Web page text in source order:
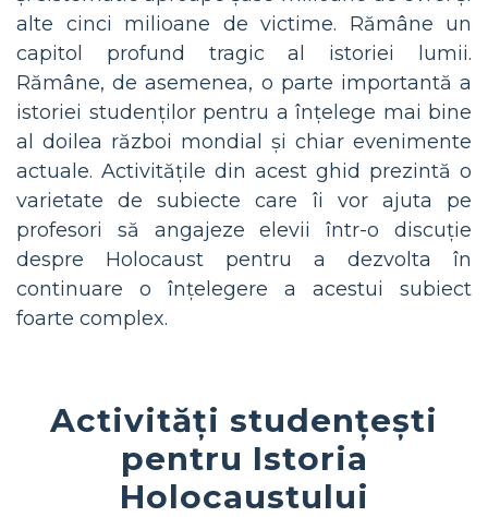
alte cinci milioane de victime. Rămâne un
capitol profund tragic al istoriei lumii.
Rămâne, de asemenea, o parte importantă a
istoriei studenților pentru a înțelege mai bine
al doilea război mondial și chiar evenimente
actuale. Activitățile din acest ghid prezintă o
varietate de subiecte care îi vor ajuta pe
profesori să angajeze elevii într-o discuție
despre Holocaust pentru a dezvolta în
continuare o înțelegere a acestui subiect
foarte complex.
Activități studențești
pentru Istoria
Holocaustului